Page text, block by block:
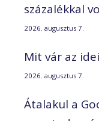
százalékkal
2026. augusztus 7.
Mit vár az
2026. augusztus 7.
Átalakul a